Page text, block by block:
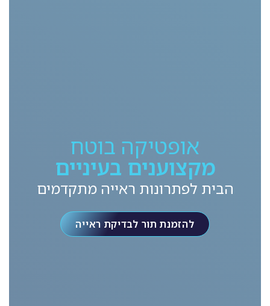
אופטיקה בוטח
מקצוענים בעיניים
הבית לפתרונות ראייה מתקדמים
להזמנת תור לבדיקת ראייה